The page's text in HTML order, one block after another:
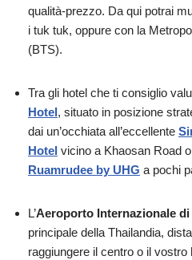
qualità-prezzo. Da qui potrai
i tuk tuk, oppure con la
(BTS).
Tra gli hotel che ti consiglio
Hotel, situato in posizione
dai un’occhiata all’eccellente
Hotel vicino a Khaosan Road o
Ruamrudee by UHG a pochi
L’Aeroporto Internazionale
principale della Thailandia,
raggiungere il centro o il vostro